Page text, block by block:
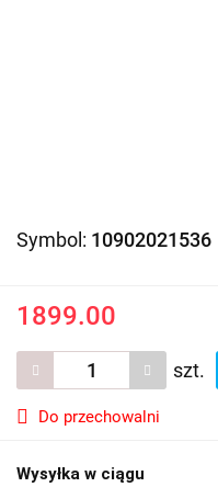
Symbol: 10902021536
1899.00
szt.
Do przechowalni
Wysyłka w ciągu